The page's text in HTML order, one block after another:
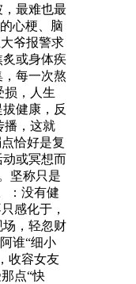
最难也最
心梗、脑
爷报警求
炙或身体疾
每一次熬
损，人生
健康，反
播，这就
恰好是复
或冥想而
坚称只是
：没有健
感化于，
，轻忽财
谁“细小
收容女友
点“快